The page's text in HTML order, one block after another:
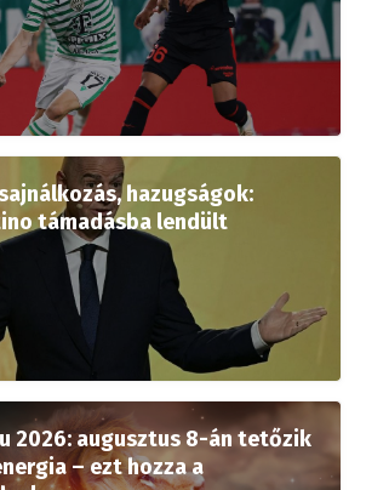
hazugságok:
támadásba lendült
2026: augusztus 8-án tetőzik
– ezt hozza a